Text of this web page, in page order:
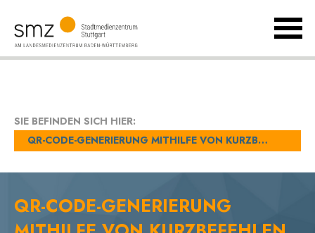
SIE BEFINDEN SICH HIER:
QR-CODE-GENERIERUNG MITHILFE VON KURZBEFEHLEN AUF DEM IPAD
QR-CODE-GENERIERUNG